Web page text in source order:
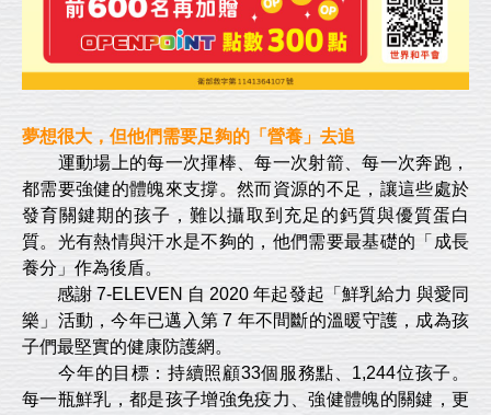
夢想很大，但他們需要足夠的「營養」去追
運動場上的每一次揮棒、每一次射箭、每一次奔跑，
都需要強健的體魄來支撐。然而資源的不足，讓這些處於
發育關鍵期的孩子，難以攝取到充足的鈣質與優質蛋白
質。光有熱情與汗水是不夠的，他們需要最基礎的「成長
養分」作為後盾。
感謝 7-ELEVEN 自 2020 年起發起「鮮乳給力 與愛同
樂」活動，今年已邁入第 7 年不間斷的溫暖守護，成為孩
子們最堅實的健康防護網。
今年的目標：持續照顧33個服務點、1,244位孩子。
每一瓶鮮乳，都是孩子增強免疫力、強健體魄的關鍵，更